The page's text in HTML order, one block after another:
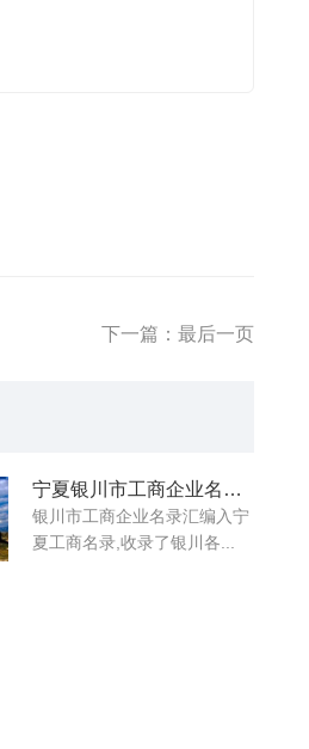
下一篇：最后一页
宁夏银川市工商企业名录大全
银川市工商企业名录汇编入宁
夏工商名录,收录了银川各...